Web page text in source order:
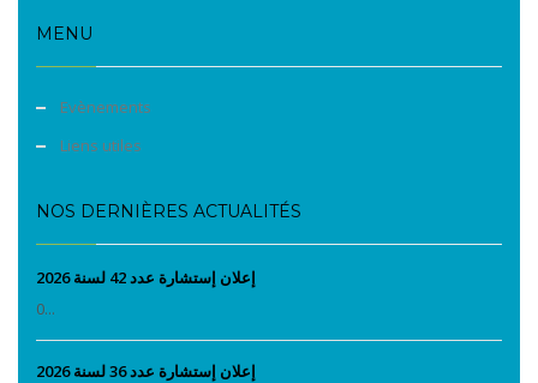
MENU
Evènements
Liens utiles
NOS DERNIÈRES ACTUALITÉS
إعلان إستشارة عدد 42 لسنة 2026
0...
إعلان إستشارة عدد 36 لسنة 2026